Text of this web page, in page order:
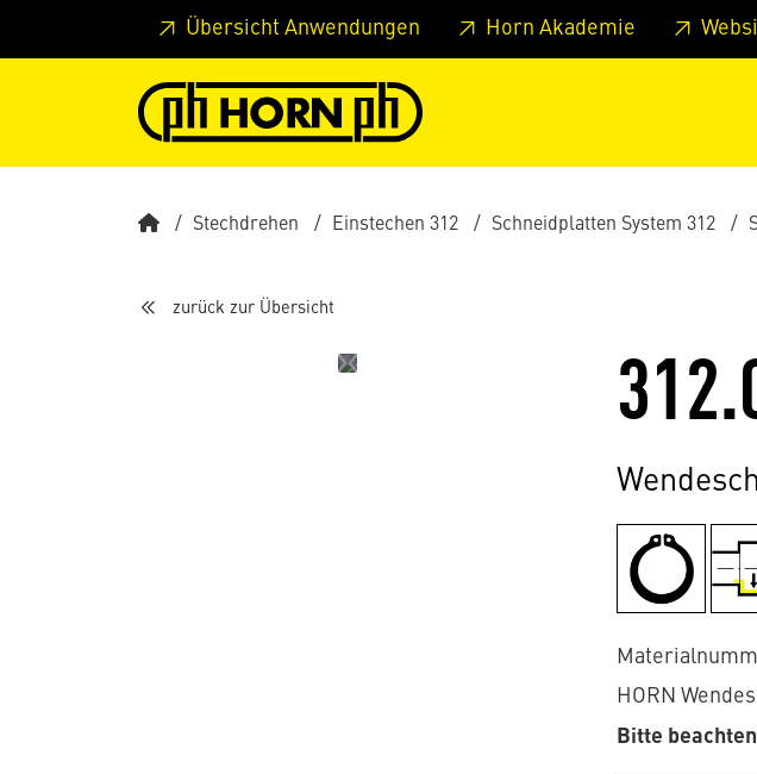
Springe zu Hauptinhalt Springe zum Header Springe zum Footer Springe
Übersicht Anwendungen Horn Akademie
Stechdrehen Einstechen 312 Schneidplatten System 312
zurück zur Übersicht
HORN
Bitte